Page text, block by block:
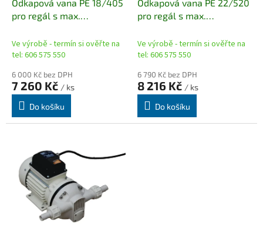
Odkapová vana PE 18/405
pro regál s max.
Ve výrobě - termín si ověřte na
tel: 606 575 550
6 000 Kč bez DPH
7 260 Kč / ks
Do košíku
Odkapová vana PE 22/520
pro regál s max.
Ve výrobě - termín si ověřte na
tel: 606 575 550
6 790 Kč bez DPH
8 216 Kč / ks
Do košíku